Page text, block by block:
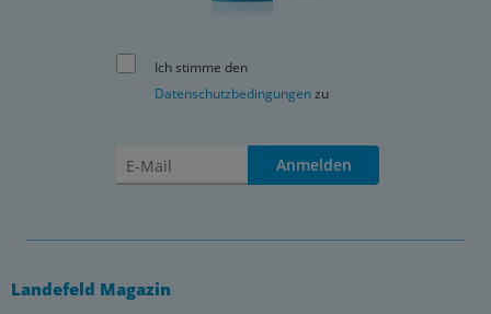
Ich stimme den
Datenschutzbedingungenzu
Anmelden
Landefeld Magazin